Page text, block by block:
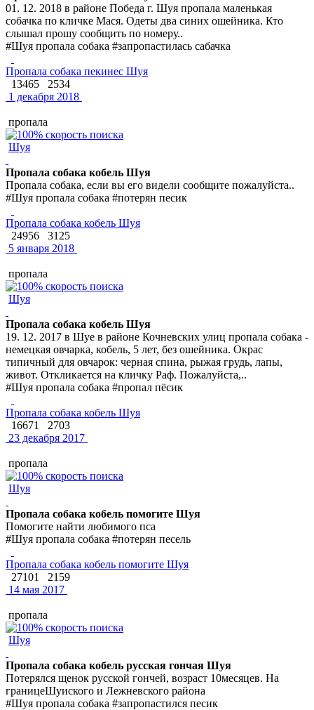
01. 12. 2018 в районе Победа г. Шуя пропала маленькая
собачка по кличке Мася. Одеты два синих ошейника. Кто
слышал прошу сообщить по номеру..
#Шуя пропала собака #запропастилась сабачка
Пропала собака пекинес Шуя
13465
2534
1 декабря 2018
пропала
Шуя
Пропала собака кобель Шуя
Пропала собака, если вы его видели сообщите пожалуйста..
#Шуя пропала собака #потерян песик
Пропала собака кобель Шуя
24956
3125
5 января 2018
пропала
Шуя
Пропала собака кобель Шуя
19. 12. 2017 в Шуе в районе Кочневских улиц пропала собака -
немецкая овчарка, кобель, 5 лет, без ошейника. Окрас
типичный для овчарок: черная спина, рыжая грудь, лапы,
живот. Откликается на кличку Раф. Пожалуйста,..
#Шуя пропала собака #пропал пёсик
Пропала собака кобель Шуя
16671
2703
23 декабря 2017
пропала
Шуя
Пропала собака кобель помогите Шуя
Помогите найти любимого пса
#Шуя пропала собака #потерян песель
Пропала собака кобель помогите Шуя
27101
2159
14 мая 2017
пропала
Шуя
Пропала собака кобель русская гончая Шуя
Потерялся щенок русской гончей, возраст 10месяцев. На
границеШуиского и Лежневского района
#Шуя пропала собака #запропастился песик